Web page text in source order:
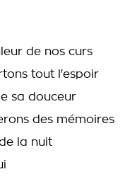
de nos curs
tout l'espoir
sa douceur
des mémoires
la nuit